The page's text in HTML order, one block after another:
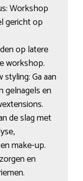
Workshop
gericht op
op latere
workshop.
Ga aan
gelnagels en
de slag met
make-up.
en